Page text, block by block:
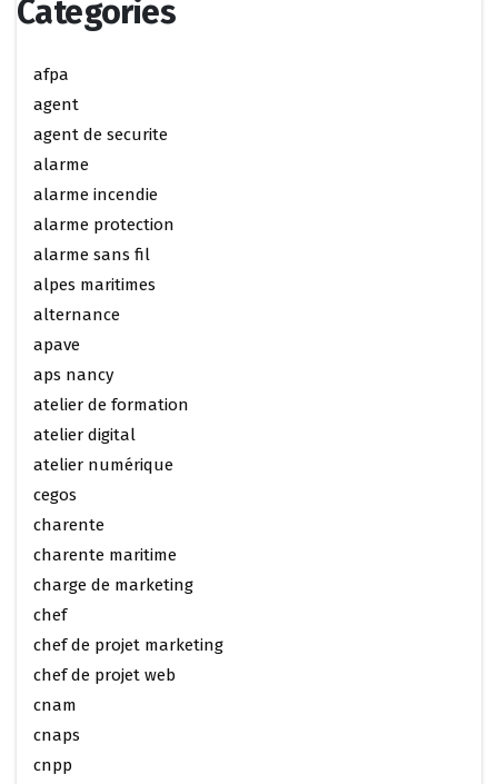
Categories
afpa
agent
agent de securite
alarme
alarme incendie
alarme protection
alarme sans fil
alpes maritimes
alternance
apave
aps nancy
atelier de formation
atelier digital
atelier numérique
cegos
charente
charente maritime
charge de marketing
chef
chef de projet marketing
chef de projet web
cnam
cnaps
cnpp